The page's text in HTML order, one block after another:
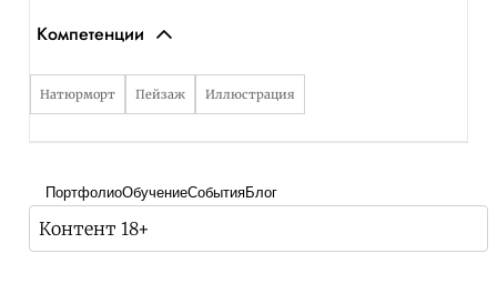
Компетенции
Натюрморт Пейзаж Иллюстрация
ПортфолиоОбучениеСобытияБлог
Контент 18+